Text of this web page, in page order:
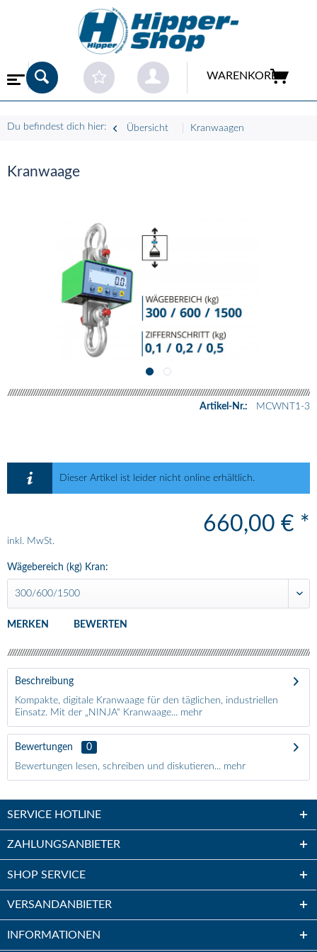
WARENKORB
Du befindest dich hier: Übersicht Kranwaagen
Kranwaage
Artikel-Nr.: MCWNT1-3
Dieser Artikel ist leider nicht online erhältlich.
660,00 € *
inkl. MwSt.
Wägebereich (kg) Kran:
MERKEN BEWERTEN
Beschreibung
Kompakte, digitale Kranwaage für den täglichen, industriellen
Einsatz. Mit der „NINJA“ Kranwaage... mehr
Bewertungen
0
Bewertungen lesen, schreiben und diskutieren... mehr
SERVICE HOTLINE
ZAHLUNGSANBIETER
SHOP SERVICE
VERSANDANBIETER
INFORMATIONEN